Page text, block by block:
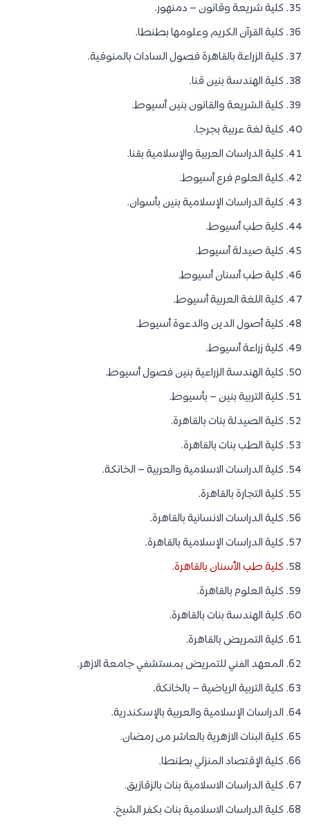
كلية شريعة وقانون – دمنهور.
كلية القرآن الكريم وعلومها بطنطا.
كلية الزراعة بالقاهرة فصول السادات بالمنوفية.
كلية الهندسة بنين قنا.
كلية الشريعة والقانون بنين أسيوط.
كلية لغة عربية بجرجا.
كلية الدراسات العربية والإسلامية بقنا.
كلية العلوم فرع أسيوط.
كلية الدراسات الإسلامية بنين بأسوان.
كلية طب أسيوط.
كلية صيدلة أسيوط.
كلية طب أسنان أسيوط.
كلية اللغة العربية أسيوط.
كلية أصول الدين والدعوة أسيوط.
كلية زراعة أسيوط.
كلية الهندسة الزراعية بنين فصول أسيوط.
كلية التربية بنين – بأسيوط.
كلية الصيدلة بنات بالقاهرة.
كلية الطب بنات بالقاهرة.
كلية الدراسات الاسلامية والعربية – الخانكة.
كلية التجارة بالقاهرة.
كلية الدراسات الانسانية بالقاهرة.
كلية الدراسات الإسلامية بالقاهرة.
كلية طب الأسنان بالقاهرة.
كلية العلوم بالقاهرة.
كلية الهندسة بنات بالقاهرة.
كلية التمريض بالقاهرة.
المعهد الفني للتمريض بمستشفي جامعة الازهر.
كلية التربية الرياضية – بالخانكة.
الدراسات الإسلامية والعربية بالإسكندرية.
كلية البنات الازهرية بالعاشر من رمضان.
كلية الإقتصاد المنزلي بطنطا.
كلية الدراسات الاسلامية بنات بالزقازيق.
كلية الدراسات الاسلامية بنات بكفر الشيخ.